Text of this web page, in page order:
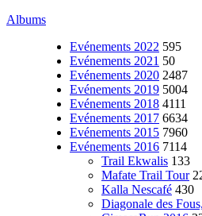
Albums
Evénements 2022 595
Evénements 2021 50
Evénements 2020 2487
Evénements 2019 5004
Evénements 2018 4111
Evénements 2017 6634
Evénements 2015 7960
Evénements 2016 7114
Trail Ekwalis 133
Mafate Trail Tour
Kalla Nescafé 430
Diagonale des